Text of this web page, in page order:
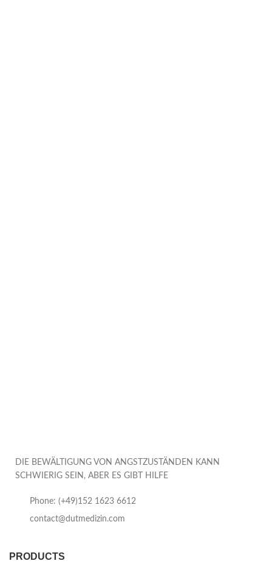
DIE BEWÄLTIGUNG VON ANGSTZUSTÄNDEN KANN
SCHWIERIG SEIN, ABER ES GIBT HILFE
Phone: (+49)152 1623 6612
contact@dutmedizin.com
PRODUCTS